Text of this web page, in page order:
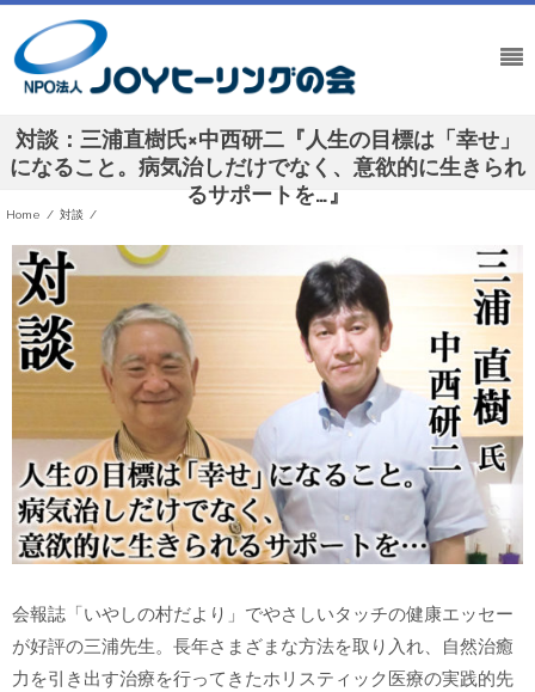
対談：三浦直樹氏×中西研二『人生の目標は「幸せ」
になること。病気治しだけでなく、意欲的に生きられ
るサポートを…』
Home / 対談
/
生きられるサポートを…』
会報誌「いやしの村だより」でやさしいタッチの健康エッセー
が好評の三浦先生。長年さまざまな方法を取り入れ、自然治癒
力を引き出す治療を行ってきたホリスティック医療の実践的先